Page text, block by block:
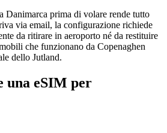
Danimarca prima di volare rende tutto
via email, la configurazione richiede
da ritirare in aeroporto né da restituire
che funzionano da Copenaghen
dello Jutland.
una eSIM per